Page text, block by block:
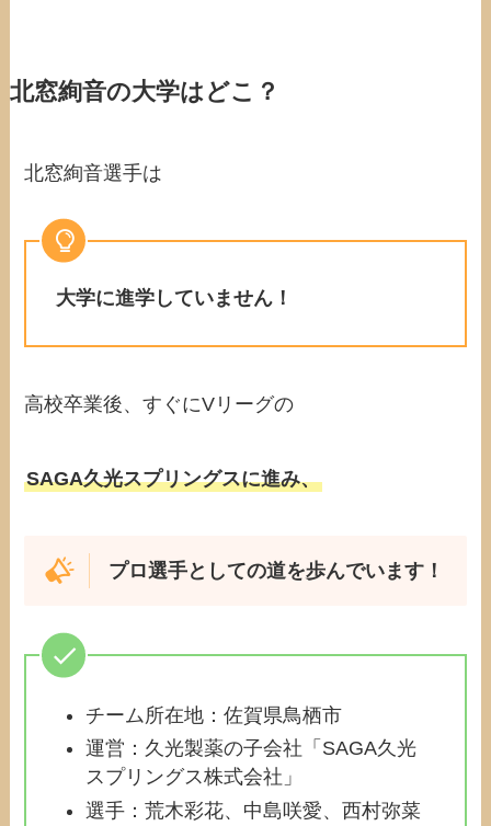
北窓絢音の大学はどこ？
北窓絢音選手は
大学に進学していません！
高校卒業後、すぐにVリーグの
SAGA久光スプリングスに進み、
プロ選手としての道を歩んでいます！
チーム所在地：佐賀県鳥栖市
運営：久光製薬の子会社「SAGA久光
スプリングス株式会社」
選手：荒木彩花、中島咲愛、西村弥菜